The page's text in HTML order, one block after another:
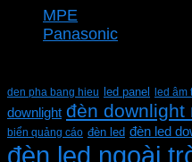
MPE
Panasonic
den pha bang hieu led panel led âm
downlight đèn downlight
biển quảng cáo đèn led đèn led
đèn led ngoài